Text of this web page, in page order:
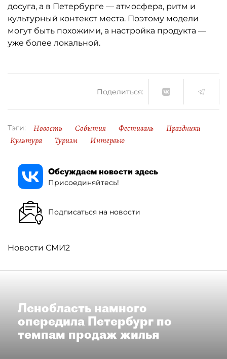
досуга, а в Петербурге — атмосфера, ритм и
культурный контекст места. Поэтому модели
могут быть похожими, а настройка продукта —
уже более локальной.
Поделиться:
Тэги: Новость События Фестиваль
Праздники
Культура
Туризм Интервью
Обсуждаем новости здесь
Присоединяйтесь!
Подписаться на новости
Новости СМИ2
Ленобласть намного
опередила Петербург по
темпам продаж жилья